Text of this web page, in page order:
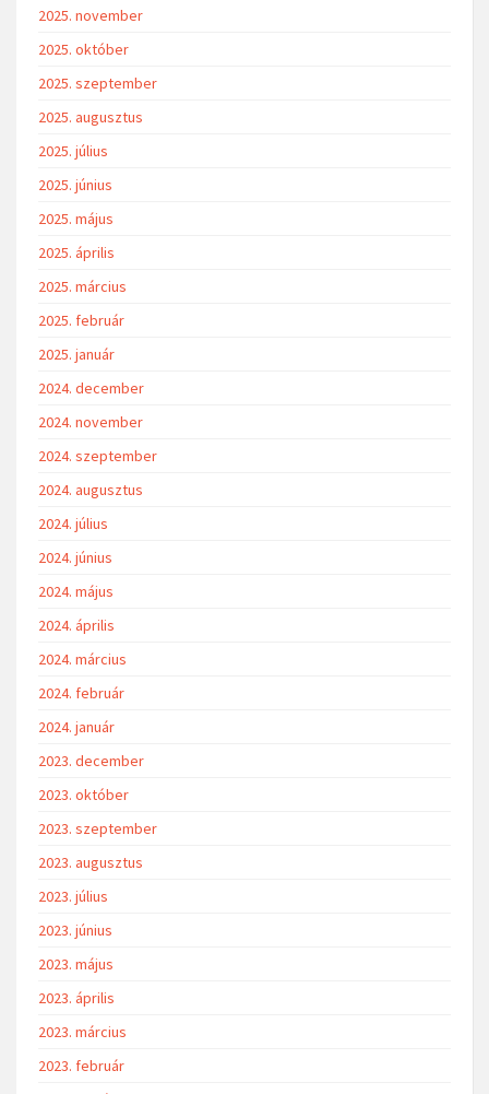
2025. november
2025. október
2025. szeptember
2025. augusztus
2025. július
2025. június
2025. május
2025. április
2025. március
2025. február
2025. január
2024. december
2024. november
2024. szeptember
2024. augusztus
2024. július
2024. június
2024. május
2024. április
2024. március
2024. február
2024. január
2023. december
2023. október
2023. szeptember
2023. augusztus
2023. július
2023. június
2023. május
2023. április
2023. március
2023. február